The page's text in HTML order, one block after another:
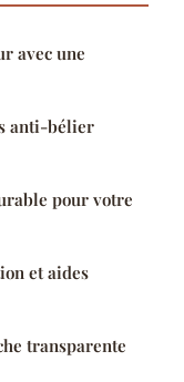
avec une
anti-bélier
pour votre
et aides
transparente